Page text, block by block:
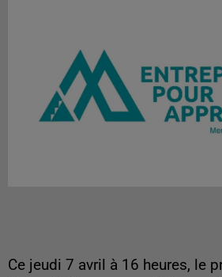
Ce jeudi 7 avril à 16 heures, le